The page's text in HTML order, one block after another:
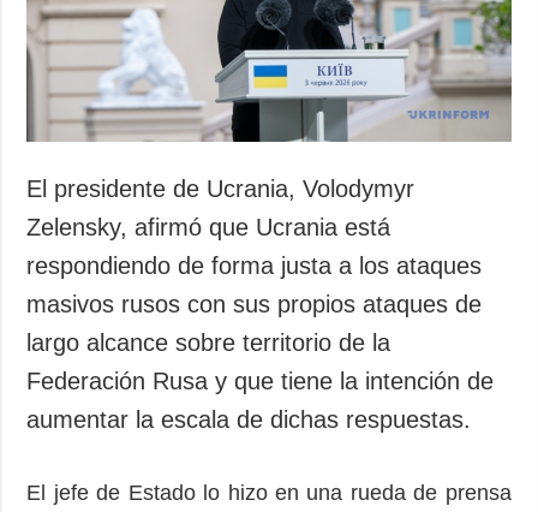
El presidente de Ucrania, Volodymyr
Zelensky, afirmó que Ucrania está
respondiendo de forma justa a los ataques
masivos rusos con sus propios ataques de
largo alcance sobre territorio de la
Federación Rusa y que tiene la intención de
aumentar la escala de dichas respuestas.
El jefe de Estado lo hizo en una rueda de prensa